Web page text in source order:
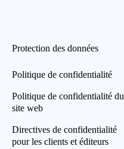
Protection des données
Politique de confidentialité
Politique de confidentialité du
site web
Directives de confidentialité
pour les clients et éditeurs